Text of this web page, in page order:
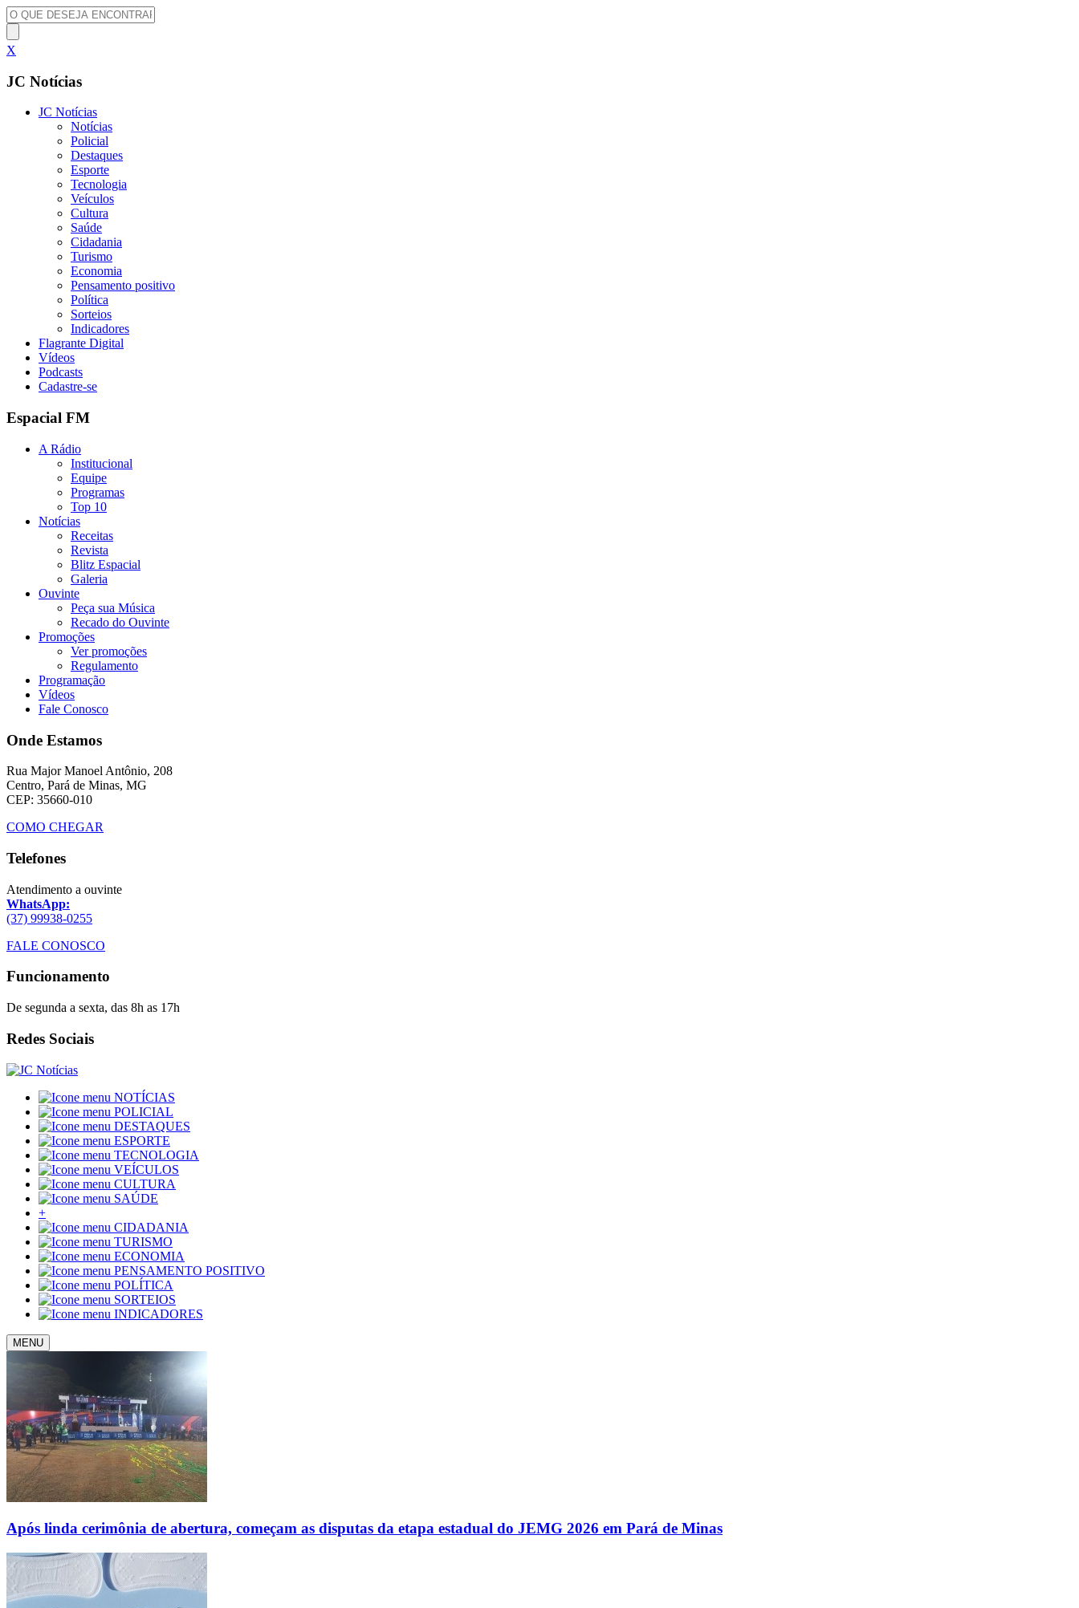
X
JC Notícias
JC Notícias
Notícias
Policial
Destaques
Esporte
Tecnologia
Veículos
Cultura
Saúde
Cidadania
Turismo
Economia
Pensamento positivo
Política
Sorteios
Indicadores
Flagrante Digital
Vídeos
Podcasts
Cadastre-se
Espacial FM
A Rádio
Institucional
Equipe
Programas
Top 10
Notícias
Receitas
Revista
Blitz Espacial
Galeria
Ouvinte
Peça sua Música
Recado do Ouvinte
Promoções
Ver promoções
Regulamento
Programação
Vídeos
Fale Conosco
Onde Estamos
Rua Major Manoel Antônio, 208
Centro, Pará de Minas, MG
CEP: 35660-010
COMO CHEGAR
Telefones
Atendimento a ouvinte
WhatsApp:
(37) 99938-0255
FALE CONOSCO
Funcionamento
De segunda a sexta, das 8h as 17h
Redes Sociais
NOTÍCIAS
POLICIAL
DESTAQUES
ESPORTE
TECNOLOGIA
VEÍCULOS
CULTURA
SAÚDE
+
CIDADANIA
TURISMO
ECONOMIA
PENSAMENTO POSITIVO
POLÍTICA
SORTEIOS
INDICADORES
MENU
Após linda cerimônia de abertura, começam as disputas da etapa estadual do JEMG 2026 em Pará de Minas